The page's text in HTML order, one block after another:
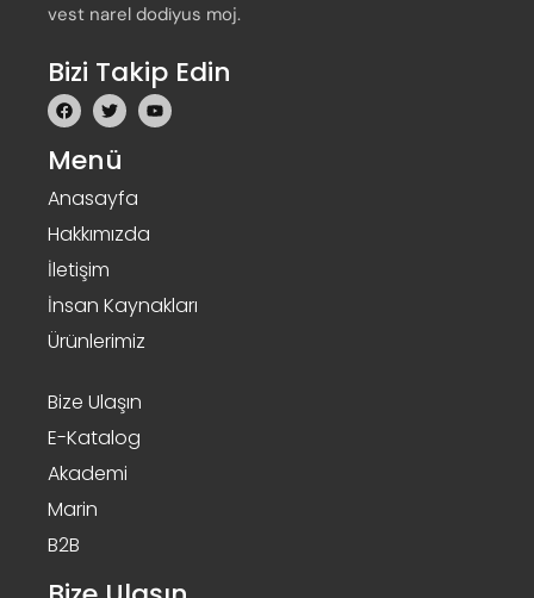
vest narel dodiyus moj.
Bizi Takip Edin
Menü
Anasayfa
Hakkımızda
İletişim
İnsan Kaynakları
Ürünlerimiz
Bize Ulaşın
E-Katalog
Akademi
Marin
B2B